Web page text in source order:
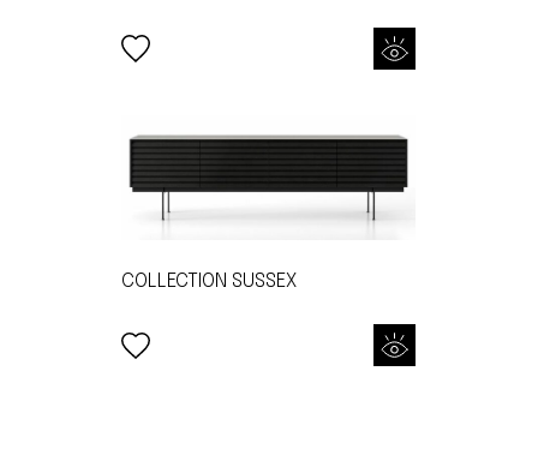
COLLECTION SUSSEX